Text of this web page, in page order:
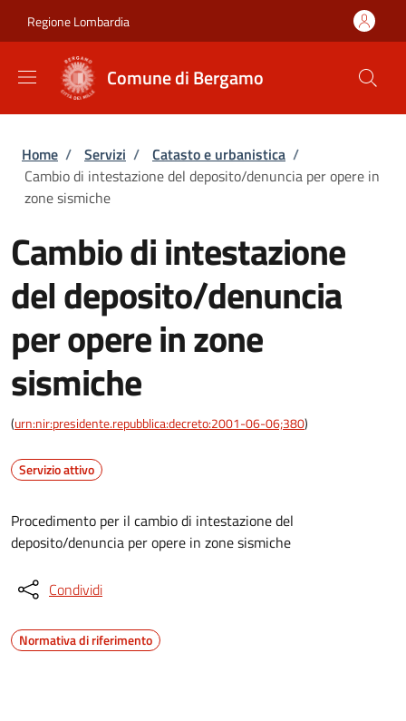
Regione Lombardia
Comune di Bergamo
Briciole di pane
Home / Servizi / Catasto e urbanistica /
Cambio di intestazione del deposito/denuncia per opere in
zone sismiche
Cambio di intestazione
del deposito/denuncia
per opere in zone
sismiche
(urn:nir:presidente.repubblica:decreto:2001-06-06;380)
Servizio attivo
Procedimento per il cambio di intestazione del
deposito/denuncia per opere in zone sismiche
Condividi
Normativa di riferimento